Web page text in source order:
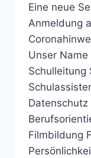
Eine neue
Anmeldung
Unser
Schulleitung
Filmbildung